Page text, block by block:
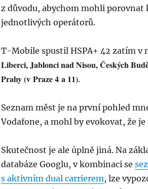
z důvodu, abychom mohli
jednotlivých operátorů.
T-Mobile spustil HSPA+ 42 zatím v
Liberci, Jablonci nad Nisou, Českých
Prahy (v Praze 4 a 11).
Seznam měst je na první pohled
Vodafone, a mohl by evokovat, že
Skutečnost je ale úplně jiná. Na
databáze Googlu, v kombinaci se
s aktivním dual carrierem, lze